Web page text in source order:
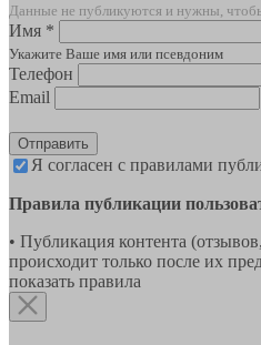
Данные не публикуются и нужны,
Имя *
Укажите Ваше имя или псевдоним
Телефон
Email
Отправить
Я согласен с правилами
Правила публикации
• Публикация контента
происходит только после их
показать правила